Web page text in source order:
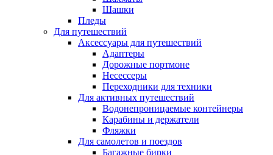
Шашки
Пледы
Для путешествий
Аксессуары для путешествий
Адаптеры
Дорожные портмоне
Несессеры
Переходники для техники
Для активных путешествий
Водонепроницаемые контейнеры
Карабины и держатели
Фляжки
Для самолетов и поездов
Багажные бирки